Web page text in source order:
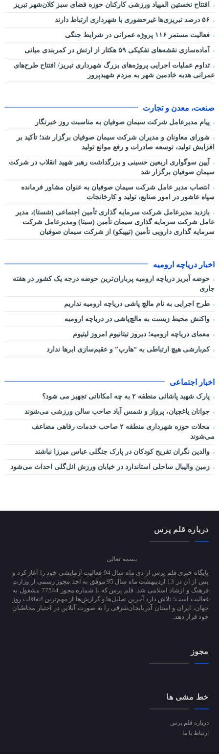
افتتاح نخستین المپیاد ورزشی کارکنان حوزه فضای سبز کلان‌شهر تبریز
فعالیت مستمر ۱۱۶ پروژه عمرانی در شرایط جنگی
آماده‌سازی نقشه‌های تفکیکی ۵۹ هکتار از ارتش در کمربندی میانی
تداوم عملیات اجرایی پروژه‌های بزرگ شهرداری تبریز/ افتتاح طرح‌های
عمرانی هدیه خادمین شهر به مردم شهیدپرور
صنعت، معدن و تجارت
پیام مدیرعامل شرکت سیمان صوفیان به مناسبت روز خبرنگار
شورای معاونان و مدیران شرکت سیمان صوفیان برگزار شد؛ تأکید بر
افزایش تولید، توسعه صادرات و رفع موانع تولید
آیین سوگواری اربعین حسینی و بزرگداشت رهبر شهید انقلاب در شرکت
سیمان صوفیان برگزار شد
انتصاب مدیر عامل شرکت سیمان صوفیان به عنوان مشاور فرمانده
سپاه عاشور در امور صنایع، تولید و کارخانجات
بازدید مدیرعامل شرکت سرمایه گذاری تأمین اجتماعی (شستا)، مدیر
عامل شرکت سرمایه گذاری سیمان تأمین (سیتا) ومدیرعامل شرکت
سرمایه گذاری دارویی تأمین (تیپیکو) از شرکت سیمان صوفیان
اخبار دریاچه ارومیه
حوضه آبریز دریاچه ارومیه پرباران‌ترین حوضه‌ درجه یک کشور در هفته
جاری
طرح اجرایی به نام مالچ پاشی دریاچه ارومیه نداریم
واکنش محیط زیست به مالچ‌پاشی در دریاچه ارومیه
معمای دریاچه ارومیه؛ دیروز تیتانیوم امروز لیتیوم
کم‌بارشی هیچ ارتباطی به “هارپ” و عقیم‌سازی ابرها ندارد
اخبار اجتماعی
پارک شهید پاشائی منطقه ۲ به چه امکاناتی تجهیز می شود؟
جوانان یاغچیان، پرواز و شمس آباد صاحب سالن ورزشی می‌شوند
محلات حوزه شهرداری منطقه ۲ صاحب خدمات رفاهی مضاعف
می‌شوند
والدین نگران تفریح کودکان در پارک جنگلی عباس میرزا نباشند
زمین والیبال ساحلی استاندارد در خیابان ورزش ائل‌گلی احداث می‌شود
درباره قلم پرس
بسمه تعالی
پایگاه خبری قلم پرس از دی ماه سال 94 فعالیت آزمایشی خود را آغاز کرد و
پس از آن در 13 اردیبهشت ماه سال 95 موفق به اخذ مجوز رسمی از وزارت
فرهنگ و ارشاد اسلامی شد. قلم پرس که با شماره مجوز 77544 مشغول به
فعالیت است؛ تلاش دارد آخرین تحلیل‌ها و گزارش‌ها از مهم‌ترین اتفاقات روز
جهان، ایران و استان آذربایجان‌شرقی را به صورت آنلاین در اختیار مخاطبان
خود قرار دهد.
مجوز
خط مشی ها
درباره قلم پرس
ارتباط با ما